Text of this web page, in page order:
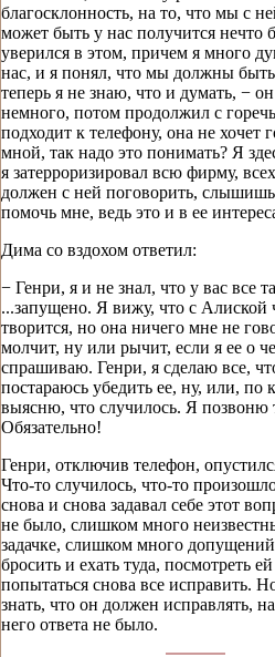
благосклонность, на то, что мы с
может быть у нас получится нечто
уверился в этом, причем я много
нас, и я понял, что мы должны
теперь я не знаю, что и думать, −
немного, потом продолжил с
подходит к телефону, она не хочет
мной, так надо это понимать? Я
я затерроризировал всю фирму,
должен с ней поговорить,
помочь мне, ведь это и в ее
Дима со вздохом ответил:
− Генри, я и не знал, что у вас все
...запущено. Я вижу, что с Алиской
творится, но она ничего мне не
молчит, ну или рычит, если я ее о
спрашиваю. Генри, я сделаю все,
постараюсь убедить ее, ну, или, по
выясню, что случилось. Я позвоню
Обязательно!
Генри, отключив телефон,
Что-то случилось, что-то
снова и снова задавал себе этот
не было, слишком много
задачке, слишком много
бросить и ехать туда, посмотреть
попытаться снова все исправить.
знать, что он должен исправлять,
него ответа не было.